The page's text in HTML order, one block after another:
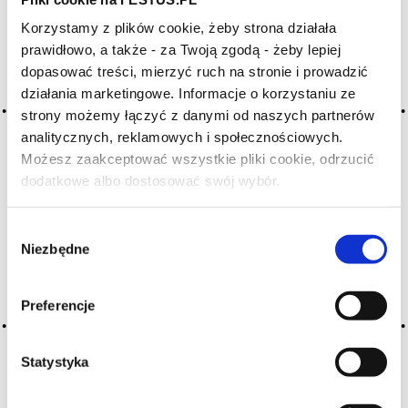
Korzystamy z plików cookie, żeby strona działała
prawidłowo, a także - za Twoją zgodą - żeby lepiej
dopasować treści, mierzyć ruch na stronie i prowadzić
działania marketingowe. Informacje o korzystaniu ze
strony możemy łączyć z danymi od naszych partnerów
analitycznych, reklamowych i społecznościowych.
Możesz zaakceptować wszystkie pliki cookie, odrzucić
dodatkowe albo dostosować swój wybór.
zgody
Niezbędne
Preferencje
Statystyka
Czy masz ukończone 18 lat?
Archiwum wpisów tagu: disc
dysk
2016-05-10
określenie powierzchni wina w kieliszku; jego obserwacja
(na białym tle) jest informacją o właściwościach wina, jego
CZYTAJ WIĘCEJ